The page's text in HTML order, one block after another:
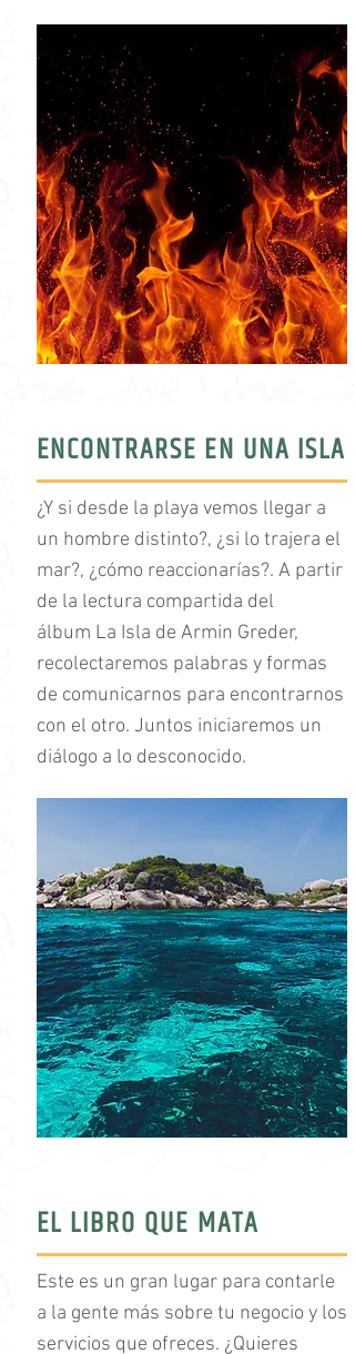
ENCONTRARSE EN UNA ISLA
¿Y si desde la playa vemos llegar a
un hombre distinto?, ¿si lo trajera el
mar?, ¿cómo reaccionarías?. A partir
de la lectura compartida del
álbum La Isla de Armin Greder,
recolectaremos palabras y formas
de comunicarnos para encontrarnos
con el otro. Juntos iniciaremos un
diálogo a lo desconocido.
EL LIBRO QUE MATA
Este es un gran lugar para contarle
a la gente más sobre tu negocio y los
servicios que ofreces. ¿Quieres